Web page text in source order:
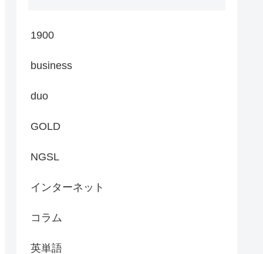
1900
business
duo
GOLD
NGSL
インターネット
コラム
英単語